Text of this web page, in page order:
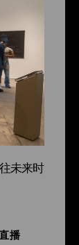
未来时
播